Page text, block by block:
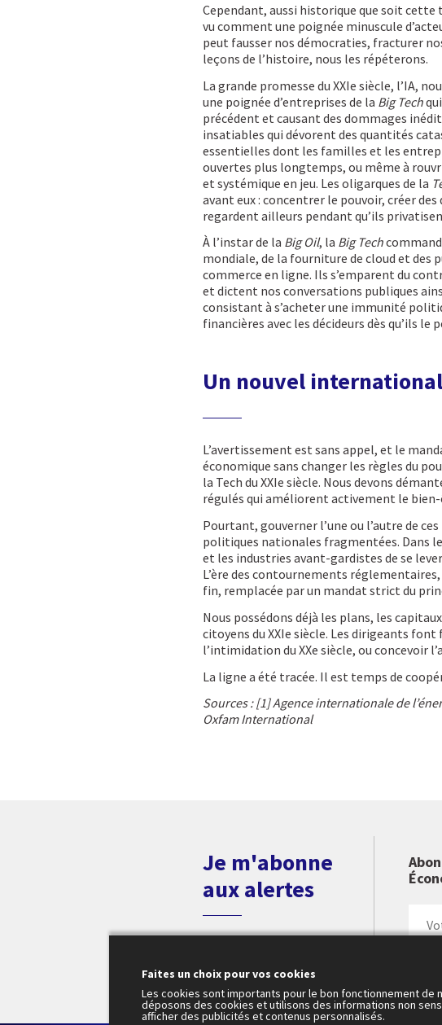
Cependant, aussi historique que soit
vu comment une poignée minuscule
peut fausser nos démocraties, fracturer
leçons de l’histoire, nous les répéterons.
La grande promesse du XXIe siècle, l’IA,
une poignée d’entreprises de la Big Tech
précédent et causant des dommages
insatiables qui dévorent des quantités
essentielles dont les familles et les
ouvertes plus longtemps, ou même à
et systémique en jeu. Les oligarques de la
avant eux : concentrer le pouvoir, créer
regardent ailleurs pendant qu’ils
À l’instar de la Big Oil, la Big Tech
mondiale, de la fourniture de cloud et des
commerce en ligne. Ils s’emparent du
et dictent nos conversations publiques
consistant à s’acheter une immunité
financières avec les décideurs dès qu’ils le
Un nouvel
L’avertissement est sans appel, et le
économique sans changer les règles du
la Tech du XXIe siècle. Nous devons
régulés qui améliorent activement le
Pourtant, gouverner l’une ou l’autre de
politiques nationales fragmentées. Dans
et les industries avant-gardistes de se
L’ère des contournements
fin, remplacée par un mandat strict du
Nous possédons déjà les plans, les
citoyens du XXIe siècle. Les dirigeants
l’intimidation du XXe siècle, ou concevoir
La ligne a été tracée. Il est temps de
Sources : [1] Agence internationale de
Oxfam International
Je m'abonne
aux alertes
Faites un choix pour vos cookies
Les cookies sont importants pour le bon fonctionnement de
déposons des cookies et utilisons des informations non
afficher des publicités et contenus personnalisés.